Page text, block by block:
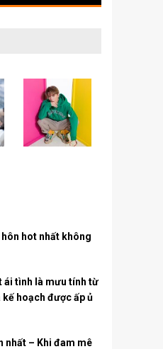
hot nhất không
ái tình là mưu tính từ
kế hoạch được ấp ủ
nhất – Khi đam mê